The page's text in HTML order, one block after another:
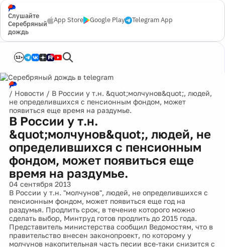
Слушайте
Серебряный
дождь
App Store Google Play Telegram App
12+
/ Новости / В России у т.н. &quot;молчунов&quot;, людей,
не определившихся с пенсионным фондом, может
появиться еще время на раздумье.
В России у т.н.
&quot;молчунов&quot;, людей, не
определившихся с пенсионным
фондом, может появиться еще
время на раздумье.
04 сентября 2013
В России у т.н. "молчунов", людей, не определившихся с
пенсионным фондом, может появиться еще год на
раздумья. Продлить срок, в течение которого можно
сделать выбор, Минтруд готов продлить до 2015 года.
Представитель министерства сообщил Ведомостям, что в
правительство внесен законопроект, по которому у
молчунов накопительная часть песии все-таки снизится с